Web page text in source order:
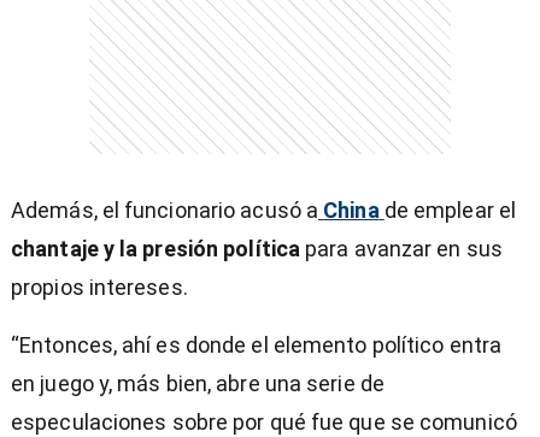
Además, el funcionario acusó a China de emplear el
chantaje y la presión política para avanzar en sus
propios intereses.
“Entonces, ahí es donde el elemento político entra
en juego y, más bien, abre una serie de
especulaciones sobre por qué fue que se comunicó